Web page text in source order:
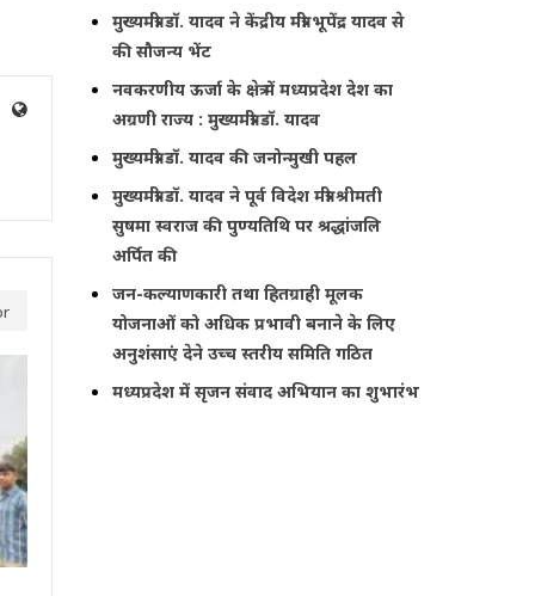
मुख्यमंत्री डॉ. यादव ने केंद्रीय मंत्री भूपेंद्र यादव से
की सौजन्य भेंट
नवकरणीय ऊर्जा के क्षेत्र में मध्यप्रदेश देश का
अग्रणी राज्य : मुख्यमंत्री डॉ. यादव
मुख्यमंत्री डॉ. यादव की जनोन्मुखी पहल
मुख्यमंत्री डॉ. यादव ने पूर्व विदेश मंत्री श्रीमती
सुषमा स्वराज की पुण्यतिथि पर श्रद्धांजलि
अर्पित की
जन-कल्याणकारी तथा हितग्राही मूलक
योजनाओं को अधिक प्रभावी बनाने के लिए
अनुशंसाएं देने उच्च स्तरीय समिति गठित
मध्यप्रदेश में सृजन संवाद अभियान का शुभारंभ